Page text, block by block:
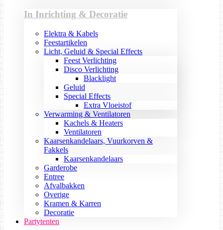
In Inrichting & Decoratie
Elektra & Kabels
Feestartikelen
Licht, Geluid & Special Effects
Feest Verlichting
Disco Verlichting
Blacklight
Geluid
Special Effects
Extra Vloeistof
Verwarming & Ventilatoren
Kachels & Heaters
Ventilatoren
Kaarsenkandelaars, Vuurkorven &
Fakkels
Kaarsenkandelaars
Garderobe
Entree
Afvalbakken
Overige
Kramen & Karren
Decoratie
Partytenten